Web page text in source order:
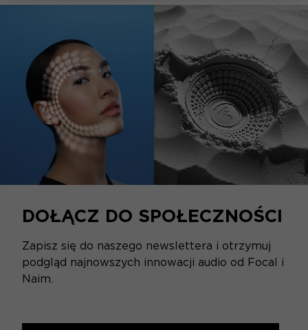
DOŁĄCZ DO SPOŁECZNOŚCI
Zapisz się do naszego newslettera i otrzymuj
podgląd najnowszych innowacji audio od Focal i
Naim.